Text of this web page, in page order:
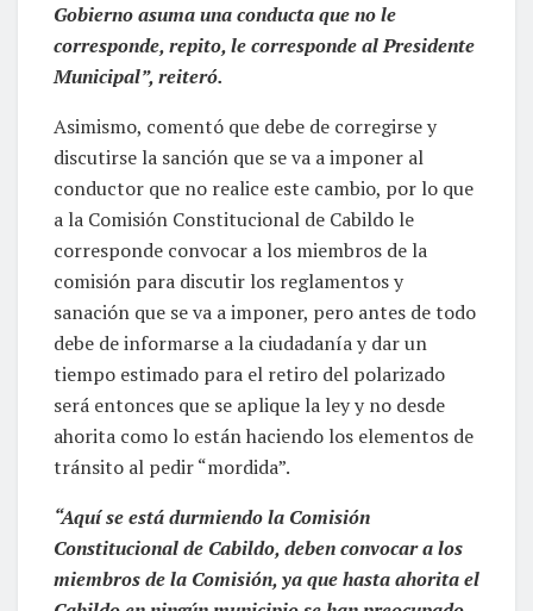
Gobierno asuma una conducta que no le
corresponde, repito, le corresponde al Presidente
Municipal”, reiteró.
Asimismo, comentó que debe de corregirse y
discutirse la sanción que se va a imponer al
conductor que no realice este cambio, por lo que
a la Comisión Constitucional de Cabildo le
corresponde convocar a los miembros de la
comisión para discutir los reglamentos y
sanación que se va a imponer, pero antes de todo
debe de informarse a la ciudadanía y dar un
tiempo estimado para el retiro del polarizado
será entonces que se aplique la ley y no desde
ahorita como lo están haciendo los elementos de
tránsito al pedir “mordida”.
“Aquí se está durmiendo la Comisión
Constitucional de Cabildo, deben convocar a los
miembros de la Comisión, ya que hasta ahorita el